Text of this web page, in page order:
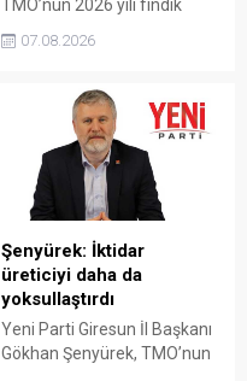
TMO’nun 2026 yılı fındık
Açıklanan rakamın üreticinin
karşılamadığını belirten
Gezmiş, “Üreticiyi yok
sayanı, günü geldiğinde
üretici de yok sayacaktır”
dedi.
07.08.2026
Şenyürek: İktidar
üreticiyi daha da
yoksullaştırdı
Yeni Parti Giresun İl Başkanı
Gökhan Şenyürek, TMO’nun